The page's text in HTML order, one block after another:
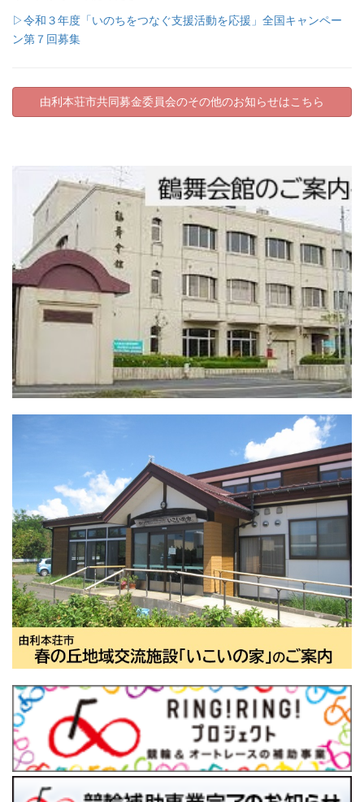
▷令和３年度「いのちをつなぐ支援活動を応援」全国キャンペー
ン第７回募集
由利本荘市共同募金委員会のその他のお知らせはこちら